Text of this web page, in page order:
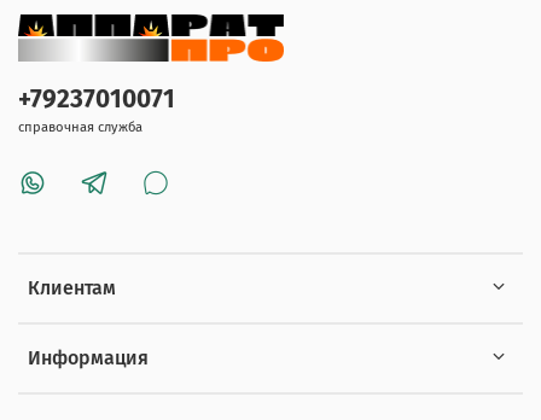
Клиентам
Информация
+79237010071
справочная служба